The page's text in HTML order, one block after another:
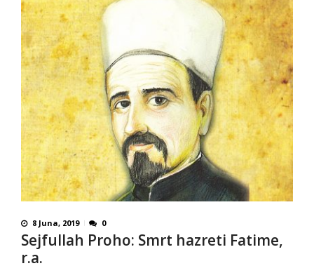
8 Juna, 2019 0
Sejfullah Proho: Smrt hazreti Fatime,
r.a.